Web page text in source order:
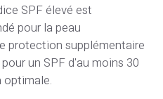
SPF élevé est
pour la peau
protection supplémentaire
un SPF d'au moins 30
optimale.